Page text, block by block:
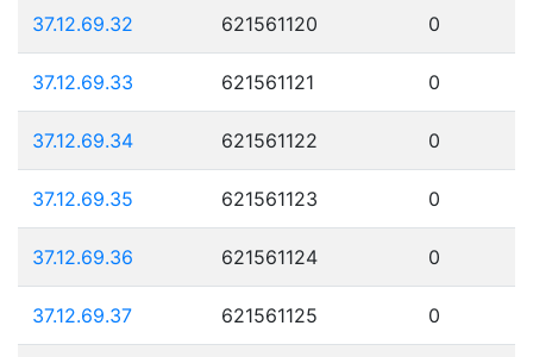
37.12.69.32 621561120 0
37.12.69.33 621561121 0
37.12.69.34 621561122 0
37.12.69.35 621561123 0
37.12.69.36 621561124 0
37.12.69.37 621561125 0